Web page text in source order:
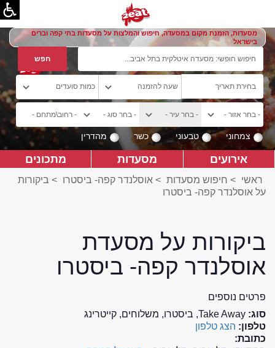
מסעדות, הזמנת מקום במסעדה, חיפוש והמלצות על מסעדות בתי קפה וברים
בישראל
צמחוני טבעוני כשר מהדרין
אירועים מסעדות מתכונים
ראשי > חיפוש מסעדות > אוסלנדר קפה- ביסטרו > ביקורות
על אוסלנדר קפה- ביסטרו
ביקורות על מסעדת
אוסלנדר קפה- ביסטרו
פרטים נוספים
סוג: Take Away, ביסטרו, משלוחים, קייטרינג
טלפון: הצג טלפון
כתובת: